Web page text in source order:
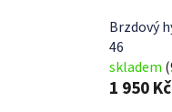
Brzdový
46
skladem
1 950 Kč